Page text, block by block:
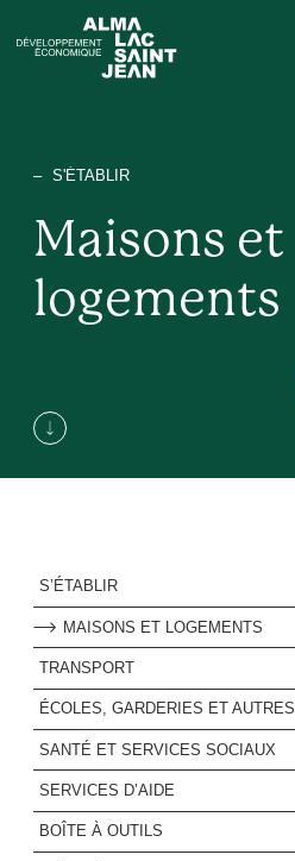
S'ÉTABLIR
Maisons et
logements
S’ÉTABLIR
MAISONS ET LOGEMENTS
TRANSPORT
ÉCOLES, GARDERIES ET AUTRES
SANTÉ ET SERVICES SOCIAUX
SERVICES D’AIDE
BOÎTE À OUTILS